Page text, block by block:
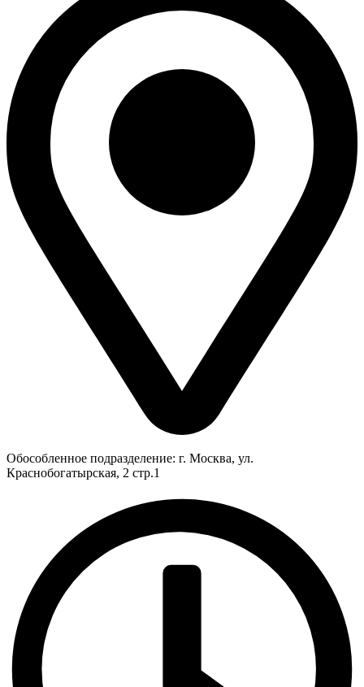
Обособленное подразделение: г. Москва, ул.
Краснобогатырская, 2 стр.1